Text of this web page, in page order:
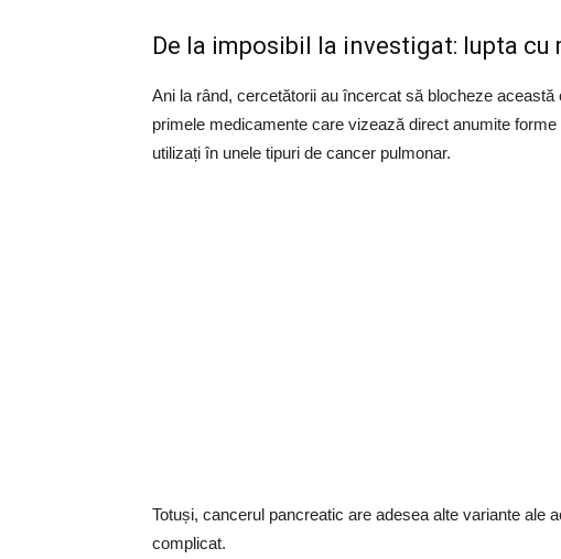
De la imposibil la investigat: lupta cu
Ani la rând, cercetătorii au încercat să blocheze
primele medicamente care vizează direct anumite
utilizați în unele tipuri de cancer pulmonar.
Totuși, cancerul pancreatic are adesea alte variante ale
complicat.